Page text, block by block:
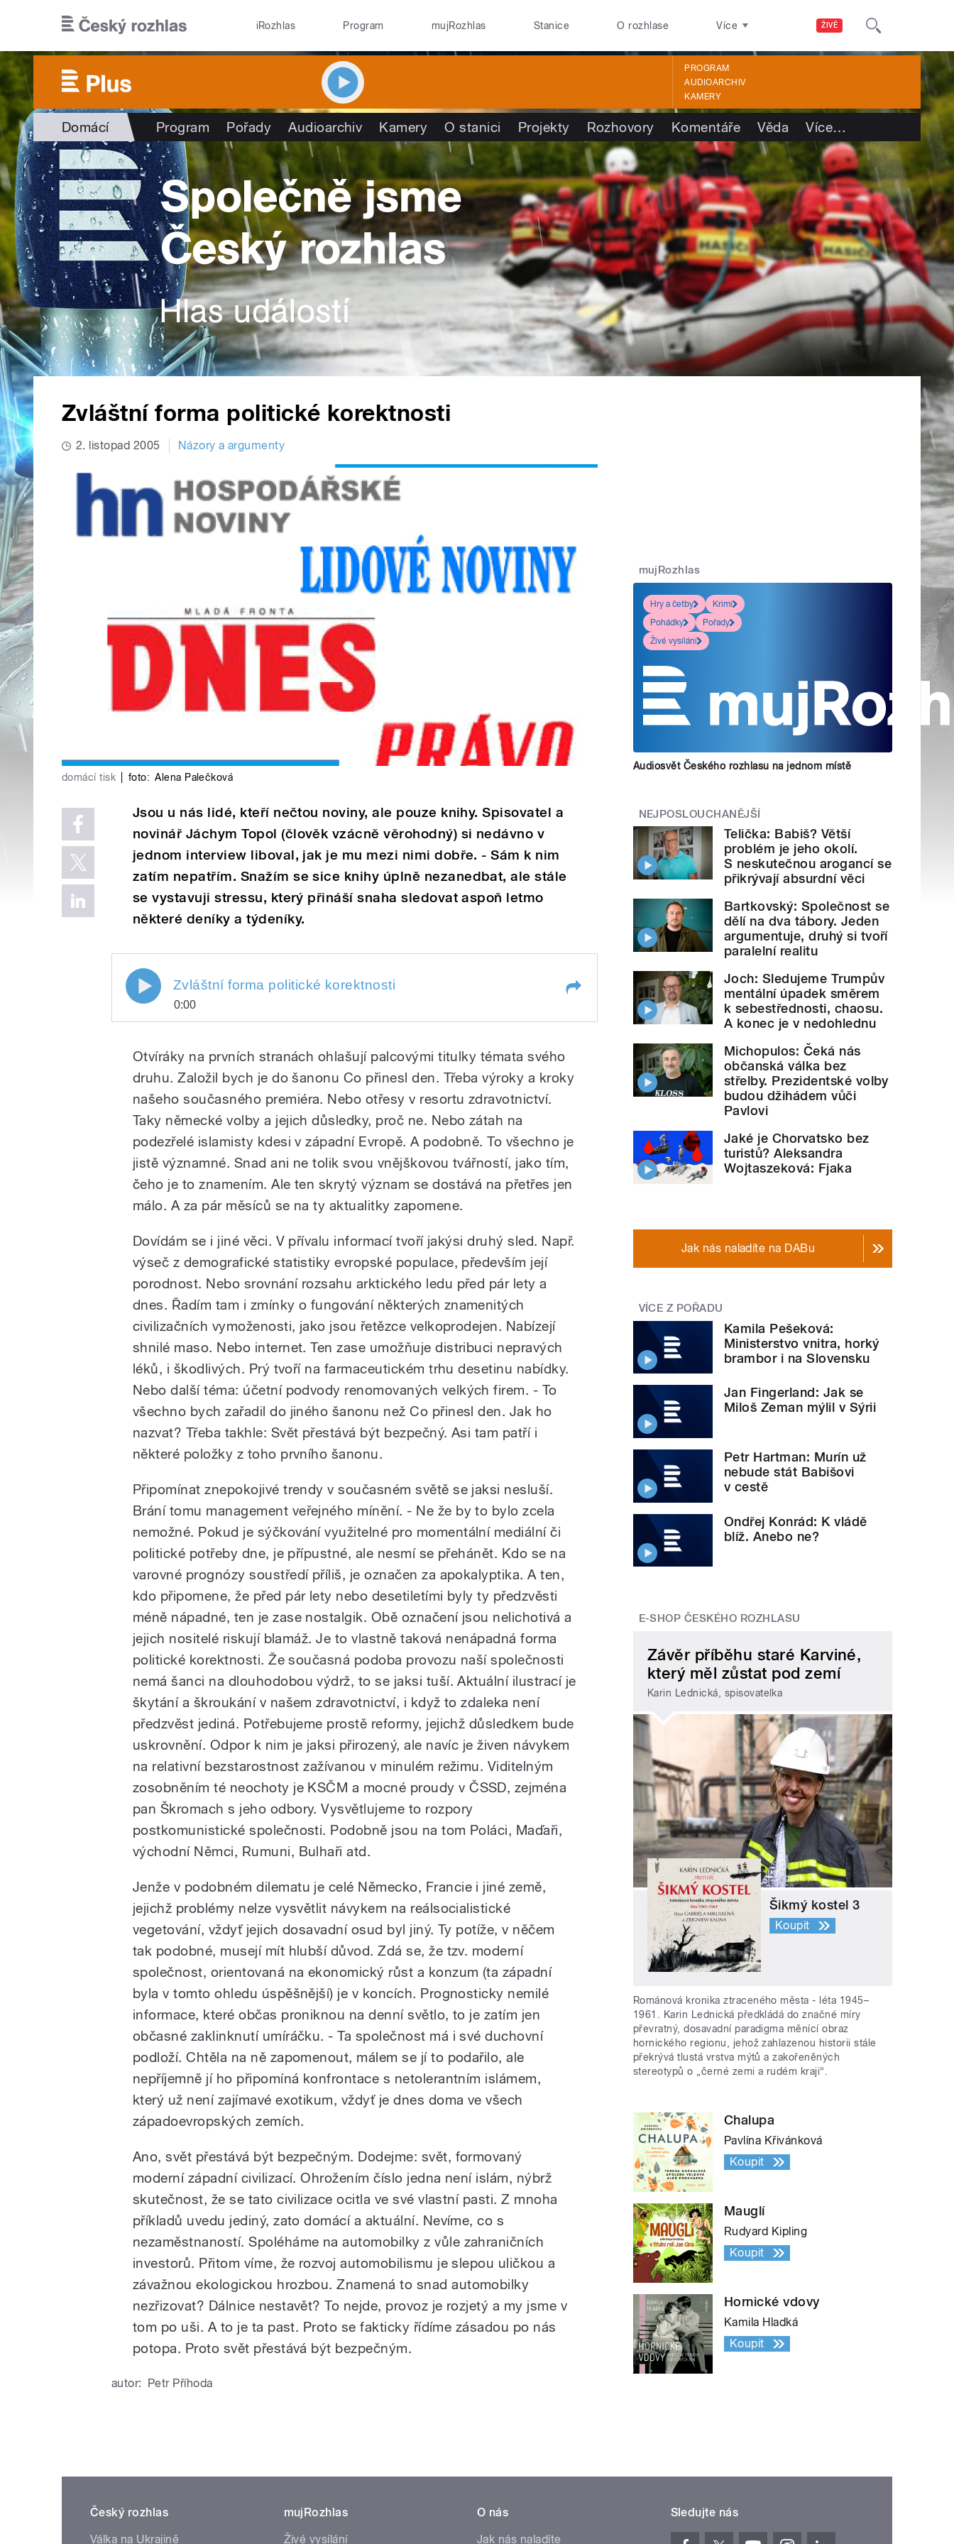
ŽIVĚ
iRozhlas Program mujRozhlas Stanice O rozhlase Více
PROGRAM
AUDIOARCHIV
KAMERY
Domácí Program Pořady Audioarchiv Kamery O stanici Projekty Rozhovory Komentáře Věda Více…
Zvláštní forma politické korektnosti
2. listopad 2005 Názory a argumenty
domácí tisk foto: Alena Palečková
Jsou u nás lidé, kteří nečtou noviny, ale pouze knihy. Spisovatel a
novinář Jáchym Topol (člověk vzácně věrohodný) si nedávno v
jednom interview liboval, jak je mu mezi nimi dobře. - Sám k nim
zatím nepatřím. Snažím se sice knihy úplně nezanedbat, ale stále
se vystavuji stressu, který přináší snaha sledovat aspoň letmo
některé deníky a týdeníky.
pause
Zvláštní forma politické korektnosti
0:00
Otvíráky na prvních stranách ohlašují palcovými titulky témata svého
druhu. Založil bych je do šanonu Co přinesl den. Třeba výroky a kroky
našeho současného premiéra. Nebo otřesy v resortu zdravotnictví.
Taky německé volby a jejich důsledky, proč ne. Nebo zátah na
podezřelé islamisty kdesi v západní Evropě. A podobně. To všechno je
jistě významné. Snad ani ne tolik svou vnějškovou tvářností, jako tím,
čeho je to znamením. Ale ten skrytý význam se dostává na přetřes jen
málo. A za pár měsíců se na ty aktualitky zapomene.
Dovídám se i jiné věci. V přívalu informací tvoří jakýsi druhý sled. Např.
výseč z demografické statistiky evropské populace, především její
porodnost. Nebo srovnání rozsahu arktického ledu před pár lety a
dnes. Řadím tam i zmínky o fungování některých znamenitých
civilizačních vymoženosti, jako jsou řetězce velkoprodejen. Nabízejí
shnilé maso. Nebo internet. Ten zase umožňuje distribuci nepravých
léků, i škodlivých. Prý tvoří na farmaceutickém trhu desetinu nabídky.
Nebo další téma: účetní podvody renomovaných velkých firem. - To
všechno bych zařadil do jiného šanonu než Co přinesl den. Jak ho
nazvat? Třeba takhle: Svět přestává být bezpečný. Asi tam patří i
některé položky z toho prvního šanonu.
Připomínat znepokojivé trendy v současném světě se jaksi nesluší.
Brání tomu management veřejného mínění. - Ne že by to bylo zcela
nemožné. Pokud je sýčkování využitelné pro momentální mediální či
politické potřeby dne, je přípustné, ale nesmí se přehánět. Kdo se na
varovné prognózy soustředí příliš, je označen za apokalyptika. A ten,
kdo připomene, že před pár lety nebo desetiletími byly ty předzvěsti
méně nápadné, ten je zase nostalgik. Obě označení jsou nelichotivá a
jejich nositelé riskují blamáž. Je to vlastně taková nenápadná forma
politické korektnosti. Že současná podoba provozu naší společnosti
nemá šanci na dlouhodobou výdrž, to se jaksi tuší. Aktuální ilustrací je
škytání a škroukání v našem zdravotnictví, i když to zdaleka není
předzvěst jediná. Potřebujeme prostě reformy, jejichž důsledkem bude
uskrovnění. Odpor k nim je jaksi přirozený, ale navíc je živen návykem
na relativní bezstarostnost zažívanou v minulém režimu. Viditelným
zosobněním té neochoty je KSČM a mocné proudy v ČSSD, zejména
pan Škromach s jeho odbory. Vysvětlujeme to rozpory
postkomunistické společnosti. Podobně jsou na tom Poláci, Maďaři,
východní Němci, Rumuni, Bulhaři atd.
Jenže v podobném dilematu je celé Německo, Francie i jiné země,
jejichž problémy nelze vysvětlit návykem na reálsocialistické
vegetování, vždyť jejich dosavadní osud byl jiný. Ty potíže, v něčem
tak podobné, musejí mít hlubší důvod. Zdá se, že tzv. moderní
společnost, orientovaná na ekonomický růst a konzum (ta západní
byla v tomto ohledu úspěšnější) je v koncích. Prognosticky nemilé
informace, které občas proniknou na denní světlo, to je zatím jen
občasné zaklinknutí umíráčku. - Ta společnost má i své duchovní
podloží. Chtěla na ně zapomenout, málem se jí to podařilo, ale
nepříjemně jí ho připomíná konfrontace s netolerantním islámem,
který už není zajímavé exotikum, vždyť je dnes doma ve všech
západoevropských zemích.
Ano, svět přestává být bezpečným. Dodejme: svět, formovaný
moderní západní civilizací. Ohrožením číslo jedna není islám, nýbrž
skutečnost, že se tato civilizace ocitla ve své vlastní pasti. Z mnoha
příkladů uvedu jediný, zato domácí a aktuální. Nevíme, co s
nezaměstnaností. Spoléháme na automobilky z vůle zahraničních
investorů. Přitom víme, že rozvoj automobilismu je slepou uličkou a
závažnou ekologickou hrozbou. Znamená to snad automobilky
nezřizovat? Dálnice nestavět? To nejde, provoz je rozjetý a my jsme v
tom po uši. A to je ta past. Proto se fakticky řídíme zásadou po nás
potopa. Proto svět přestává být bezpečným.
autor: Petr Příhoda
mujRozhlas
Hry a četby
Krimi
Pohádky
Pořady
Živé vysílání
Audiosvět Českého rozhlasu na jednom místě
NEJPOSLOUCHANĚJŠÍ
Telička: Babiš? Větší
problém je jeho okolí.
S neskutečnou arogancí se
přikrývají absurdní věci
Bartkovský: Společnost se
dělí na dva tábory. Jeden
argumentuje, druhý si tvoří
paralelní realitu
Joch: Sledujeme Trumpův
mentální úpadek směrem
k sebestřednosti, chaosu.
A konec je v nedohlednu
Michopulos: Čeká nás
občanská válka bez
střelby. Prezidentské volby
budou džihádem vůči
Pavlovi
Jaké je Chorvatsko bez
turistů? Aleksandra
Wojtaszeková: Fjaka
Jak nás naladíte na DABu
VÍCE Z POŘADU
Kamila Pešeková:
Ministerstvo vnitra, horký
brambor i na Slovensku
Jan Fingerland: Jak se
Miloš Zeman mýlil v Sýrii
Petr Hartman: Murín už
nebude stát Babišovi
v cestě
Ondřej Konrád: K vládě
blíž. Anebo ne?
E-SHOP ČESKÉHO ROZHLASU
Závěr příběhu staré Karviné,
který měl zůstat pod zemí
Karin Lednická, spisovatelka
Šikmý kostel 3
Koupit
Románová kronika ztraceného města - léta 1945–
1961. Karin Lednická předkládá do značné míry
převratný, dosavadní paradigma měnící obraz
hornického regionu, jehož zahlazenou historii stále
překrývá tlustá vrstva mýtů a zakořeněných
stereotypů o „černé zemi a rudém kraji“.
Chalupa
Pavlína Křivánková
Koupit
Mauglí
Rudyard Kipling
Koupit
Hornické vdovy
Kamila Hladká
Koupit
Český rozhlas
Válka na Ukrajině
mujRozhlas
Živé vysílání
O nás
Jak nás naladíte
Sledujte nás